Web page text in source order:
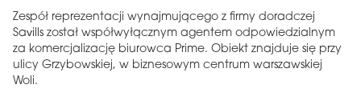
Zespół reprezentacji wynajmującego z firmy doradczej
Savills został współwyłącznym agentem odpowiedzialnym
za komercjalizację biurowca Prime. Obiekt znajduje się przy
ulicy Grzybowskiej, w biznesowym centrum warszawskiej
Woli.